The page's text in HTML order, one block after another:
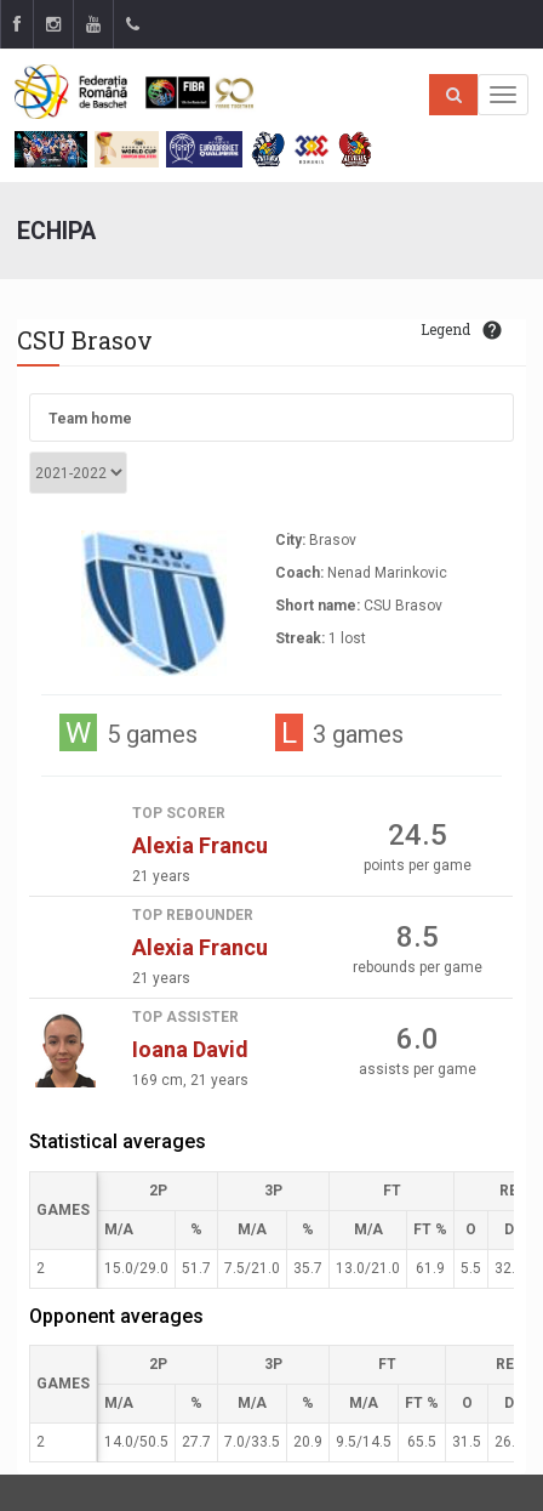
ECHIPA
CSU Brasov Legend
Team home
City: Brasov
Coach: Nenad Marinkovic
Short name: CSU Brasov
Streak: 1 lost
W 5 games L 3 games
TOP SCORER
Alexia Francu
21 years
24.5
points per game
TOP REBOUNDER
Alexia Francu
21 years
8.5
rebounds per game
TOP ASSISTER
Ioana David
169 cm, 21 years
6.0
assists per game
Statistical averages
2P 3P FT REB
M/A % M/A % M/A FT % O D
15.0/29.0 51.7 7.5/21.0 35.7 13.0/21.0 61.9 5.5 32.0
GAMES
2
Opponent averages
2P 3P FT REB
M/A % M/A % M/A FT % O D
14.0/50.5 27.7 7.0/33.5 20.9 9.5/14.5 65.5 31.5 26.5
GAMES
2